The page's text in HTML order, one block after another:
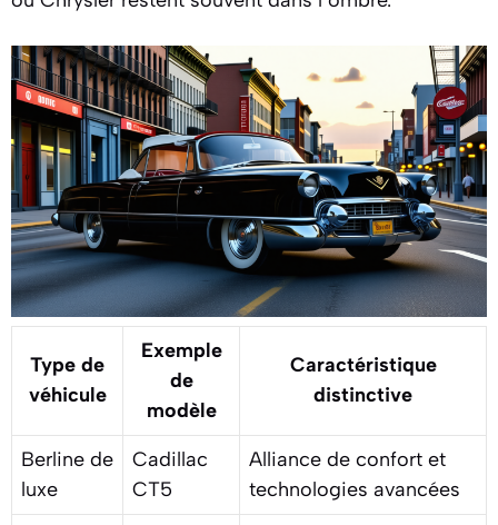
Type de
véhicule
Exemple
de
modèle
Caractéristique
distinctive
Berline de
luxe
Cadillac
CT5
Alliance de confort et
technologies avancées